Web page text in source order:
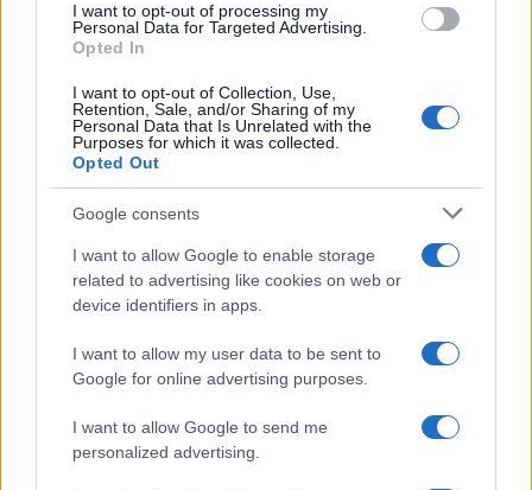
I want to opt-out of processing my
Personal Data for Targeted Advertising.
Opted In
I want to opt-out of Collection, Use,
Retention, Sale, and/or Sharing of my
Personal Data that Is Unrelated with the
Purposes for which it was collected.
Opted Out
Google consents
I want to allow Google to enable storage
related to advertising like cookies on web or
device identifiers in apps.
I want to allow my user data to be sent to
Google for online advertising purposes.
I want to allow Google to send me
personalized advertising.
Dringende Oproep tot Actie en
Verbeterde Gegevensverzameling
Ondanks het overweldigende bewijs dat vervuiling
verbindt met ernstige gezondheidsrisico’s en
milieudegradatie, is er een gebrek aan substantiële
actie op wereldschaal. De onderzoekers pleiten
voor een snelle overstap van fossiele brandstoffen
naar schone energiebronnen, samen met
verhoogde financiële investeringen van overheden
om vervuiling te monitoren en te beheren. Ze
benadrukken het belang van het prioriteren van
op zowel nationaal als internationaal niveau.